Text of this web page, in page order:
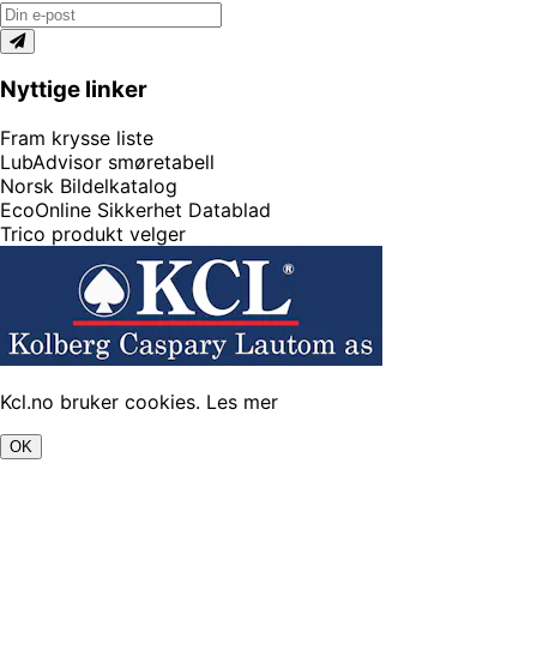
Nyttige linker
Fram krysse liste
LubAdvisor smøretabell
Norsk Bildelkatalog
EcoOnline Sikkerhet Datablad
Trico produkt velger
Kcl.no bruker cookies. Les mer
OK